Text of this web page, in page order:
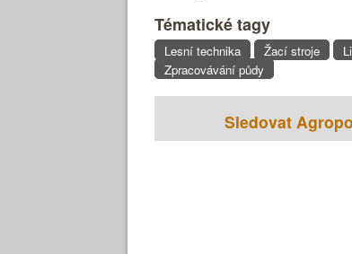
Tématické tagy
Lesní technika Žací stroje
Zpracovávání půdy
Sledovat